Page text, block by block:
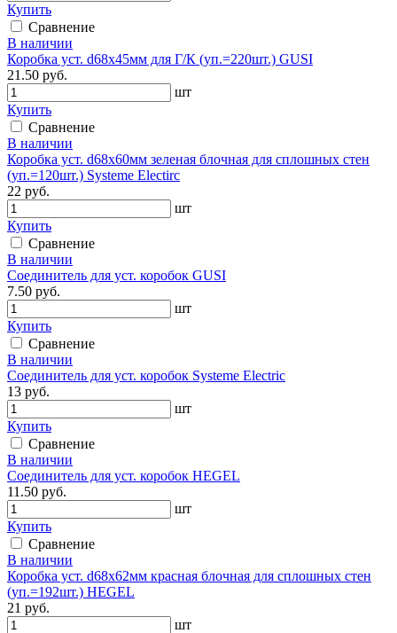
Купить
Сравнение
В наличии
Коробка уст. d68х45мм для Г/К (уп.=220шт.) GUSI
21.50 руб.
шт
Купить
Сравнение
В наличии
Коробка уст. d68х60мм зеленая блочная для сплошных стен
(уп.=120шт.) Systeme Electirc
22 руб.
шт
Купить
Сравнение
В наличии
Соединитель для уст. коробок GUSI
7.50 руб.
шт
Купить
Сравнение
В наличии
Соединитель для уст. коробок Systeme Electric
13 руб.
шт
Купить
Сравнение
В наличии
Соединитель для уст. коробок HEGEL
11.50 руб.
шт
Купить
Сравнение
В наличии
Коробка уст. d68х62мм красная блочная для сплошных стен
(уп.=192шт.) HEGEL
21 руб.
шт